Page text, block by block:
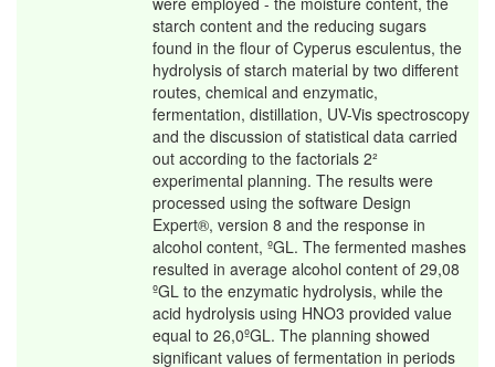
starch content and the reducing sugars
found in the flour of Cyperus esculentus, the
hydrolysis of starch material by two different
routes, chemical and enzymatic,
fermentation, distillation, UV-Vis spectroscopy
and the discussion of statistical data carried
out according to the factorials 2²
experimental planning. The results were
processed using the software Design
Expert®, version 8 and the response in
alcohol content, ºGL. The fermented mashes
resulted in average alcohol content of 29,08
ºGL to the enzymatic hydrolysis, while the
acid hydrolysis using HNO3 provided value
equal to 26,0ºGL. The planning showed
significant values of fermentation in periods